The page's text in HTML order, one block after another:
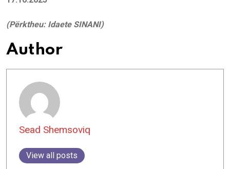
(Përktheu: Idaete SINANI)
Author
Sead Shemsoviq
View all posts